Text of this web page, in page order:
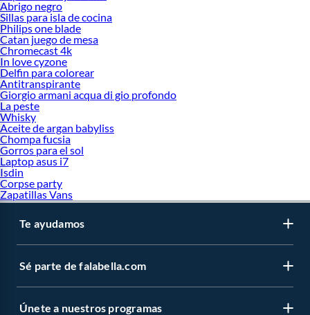
Abrigo negro
Sillas para isla de cocina
Philips one blade
Catan juego de mesa
Chromecast 4k
In love cyzone
Delfin para colorear
Antitranspirante
Giorgio armani acqua di gio profondo
La peste
Whisky
Aceite de argan babyliss
Chompa fucsia
Gorros para el sol
Laptop asus i7
Isdin
Corpse party
Zapatillas Vans
Te ayudamos
Sé parte de falabella.com
Únete a nuestros programas